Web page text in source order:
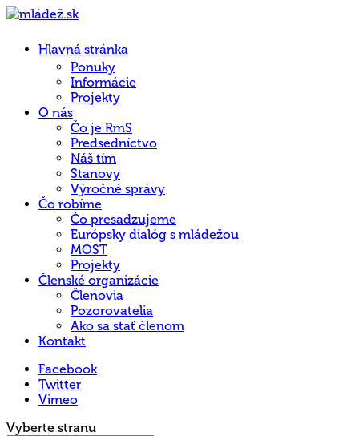
Hlavná stránka
Ponuky
Informácie
Projekty
O nás
Čo je RmS
Predsedníctvo
Náš tím
Stanovy
Výročné správy
Čo robíme
Čo presadzujeme
Európsky dialóg s mládežou
MOST
Projekty
Členské organizácie
Členovia
Pozorovatelia
Ako sa stať členom
Kontakt
Facebook
Twitter
Vimeo
Vyberte stranu